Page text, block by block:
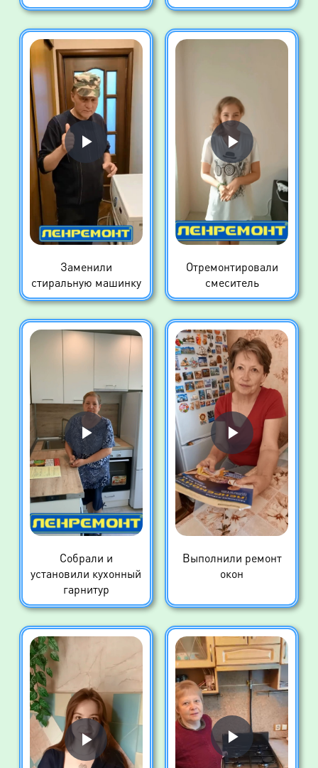
Заменили
стиральную машинку
Отремонтировали
смеситель
Собрали и
установили кухонный
гарнитур
Выполнили ремонт
окон